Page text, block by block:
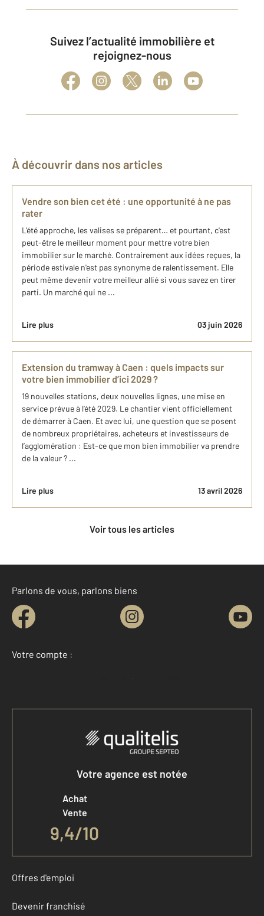
Suivez l’actualité immobilière et
rejoignez-nous
À découvrir dans nos articles
Vendre son bien cet été : une opportunité à ne pas
rater
L'été approche, les valises se préparent… et pourtant, c'est
peut-être le meilleur moment pour mettre votre bien
immobilier sur le marché. Contrairement aux idées reçues, la
période estivale n'est pas synonyme de ralentissement. Elle
peut même devenir votre meilleur allié si vous savez en tirer
parti. Un marché qui ne ...
Lire plus 03 juin 2026
Extension du tramway à Caen : quels impacts sur
votre bien immobilier d’ici 2029 ?
19 nouvelles stations, deux nouvelles lignes, une mise en
service prévue à l’été 2029. Le chantier vient officiellement
de démarrer à Caen. Et avec lui, une question que se posent
de nombreux propriétaires, acheteurs et investisseurs de
l’agglomération : Est-ce que mon bien immobilier va prendre
de la valeur ? ...
Lire plus 13 avril 2026
Voir tous les articles
Parlons de vous, parlons biens
Votre compte :
Accéder à mon compte
Votre agence est notée
Achat
Vente
9,4/10
Offres d'emploi
Devenir franchisé